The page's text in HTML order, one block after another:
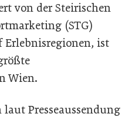
von der Steirischen
(STG)
Erlebnisregionen, ist
Wien.
Presseaussendung